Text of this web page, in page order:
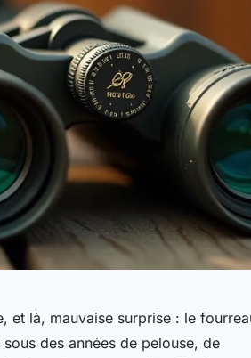
et là, mauvaise surprise : le
des années de pelouse, de